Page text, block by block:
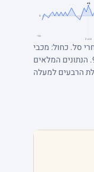
0
-10
+5
רבע 2
סל. כחול: מכבי
מובילה. השיא: +5, הפיגור העמוק: -9. הנתונים המלאים